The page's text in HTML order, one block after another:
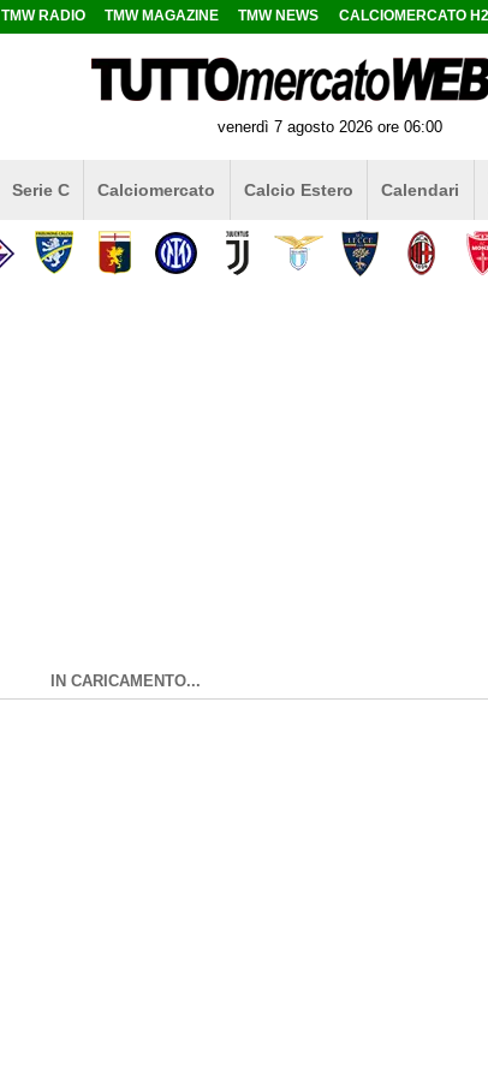
TMW RADIO TMW MAGAZINE TMW NEWS CALCIOMERCATO
venerdì 7 agosto 2026 ore 06:00
Serie C Calciomercato Calcio Estero Calendari
IN CARICAMENTO...